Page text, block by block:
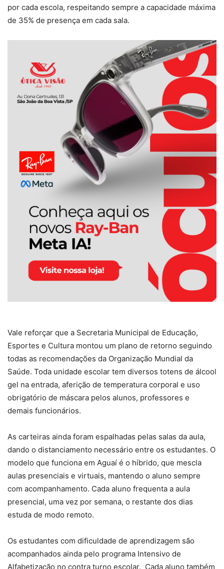
por cada escola, respeitando sempre a capacidade máxima
de 35% de presença em cada sala.
Vale reforçar que a Secretaria Municipal de Educação,
Esportes e Cultura montou um plano de retorno seguindo
todas as recomendações da Organização Mundial da
Saúde. Toda unidade escolar tem diversos totens de álcool
gel na entrada, aferição de temperatura corporal e uso
obrigatório de máscara pelos alunos, professores e
demais funcionários.
As carteiras ainda foram espalhadas pelas salas da aula,
dando o distanciamento necessário entre os estudantes. O
modelo que funciona em Aguaí é o híbrido, que mescla
aulas presenciais e virtuais, mantendo o aluno sempre
com acompanhamento. Cada aluno frequenta a aula
presencial, uma vez por semana, o restante dos dias
estuda de modo remoto.
Os estudantes com dificuldade de aprendizagem são
acompanhados ainda pelo programa Intensivo de
Alfabetização no contra turno escolar. Cada aluno também